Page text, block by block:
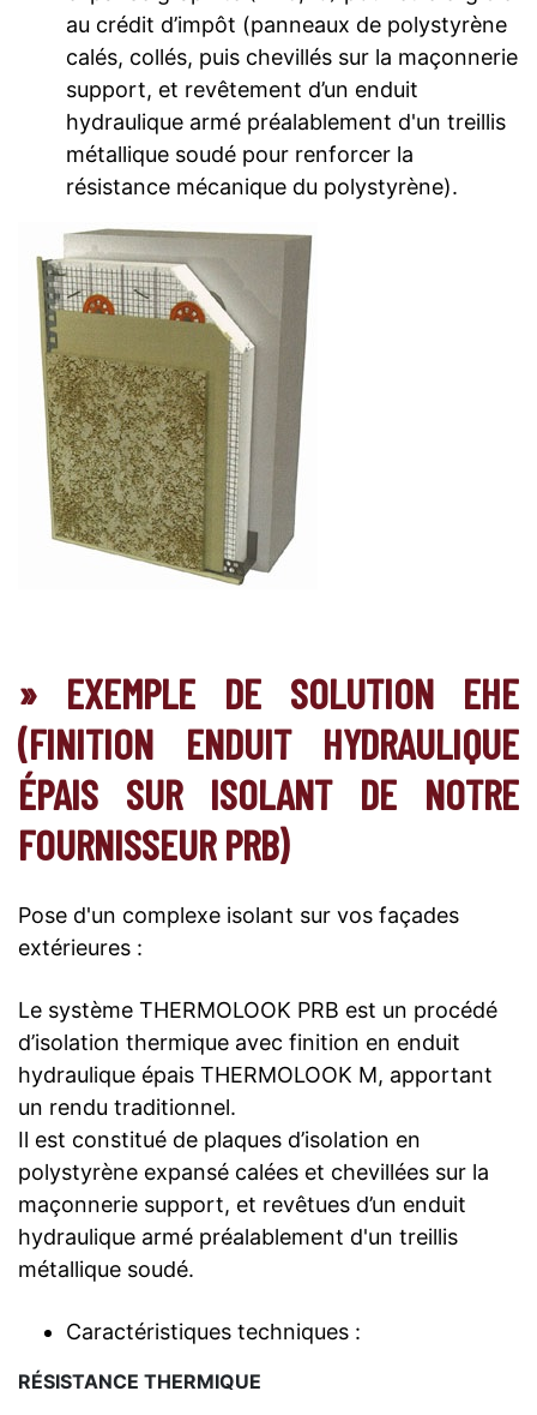
au crédit d’impôt (panneaux de polystyrène
calés, collés, puis chevillés sur la maçonnerie
support, et revêtement d’un enduit
hydraulique armé préalablement d'un treillis
métallique soudé pour renforcer la
résistance mécanique du polystyrène).
» EXEMPLE DE SOLUTION EHE
(FINITION ENDUIT HYDRAULIQUE
ÉPAIS SUR ISOLANT DE NOTRE
FOURNISSEUR PRB)
Pose d'un complexe isolant sur vos façades
extérieures :
Le système THERMOLOOK PRB est un procédé
d’isolation thermique avec finition en enduit
hydraulique épais THERMOLOOK M, apportant
un rendu traditionnel.
Il est constitué de plaques d’isolation en
polystyrène expansé calées et chevillées sur la
maçonnerie support, et revêtues d’un enduit
hydraulique armé préalablement d'un treillis
métallique soudé.
Caractéristiques techniques :
RÉSISTANCE THERMIQUE